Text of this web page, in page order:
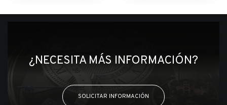
¿NECESITA MÁS INFORMACIÓN?
SOLICITAR INFORMACIÓN